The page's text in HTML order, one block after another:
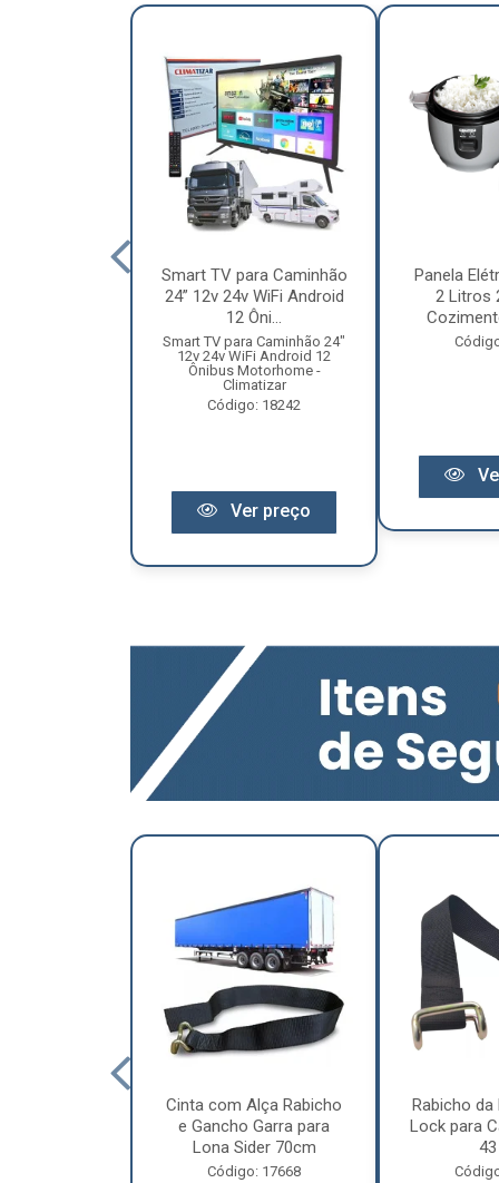
Smart TV para Caminhão
24” 12v 24v WiFi Android
12 Ôni...
Smart TV para Caminhão 24"
12v 24v WiFi Android 12
Ônibus Motorhome -
Climatizar
Código: 18242
Ver preço
Panela
2 Litros
Cinta com Alça Rabicho
e Gancho Garra para
Lona Sider 70cm
Código: 17668
Rabicho da
Lock para